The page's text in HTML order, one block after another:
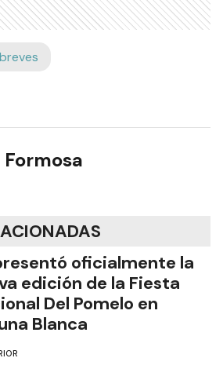
oficialmente la
edición de la Fiesta
Del Pomelo en
Blanca